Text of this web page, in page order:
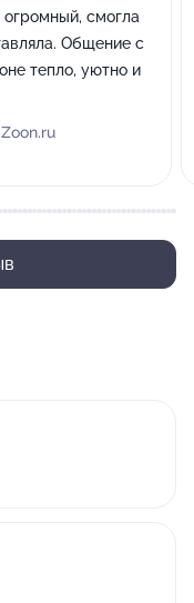
смогла
Общение с
тепло, уютно и